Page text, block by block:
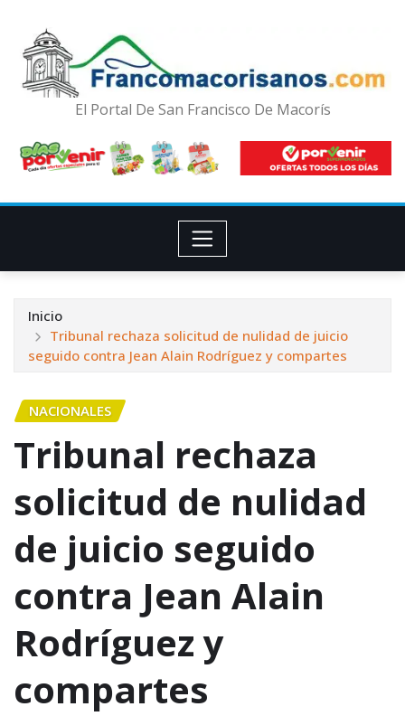
El Portal De San Francisco De Macorís
Inicio
Tribunal rechaza solicitud de nulidad de juicio
seguido contra Jean Alain Rodríguez y compartes
NACIONALES
Tribunal rechaza
solicitud de nulidad
de juicio seguido
contra Jean Alain
Rodríguez y
compartes